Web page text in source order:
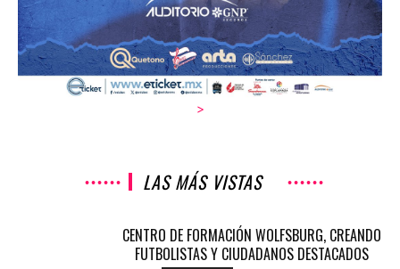
>
LAS MÁS VISTAS
CENTRO DE FORMACIÓN WOLFSBURG, CREANDO
FUTBOLISTAS Y CIUDADANOS DESTACADOS